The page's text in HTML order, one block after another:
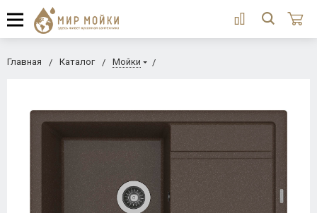
Главная Каталог Мойки